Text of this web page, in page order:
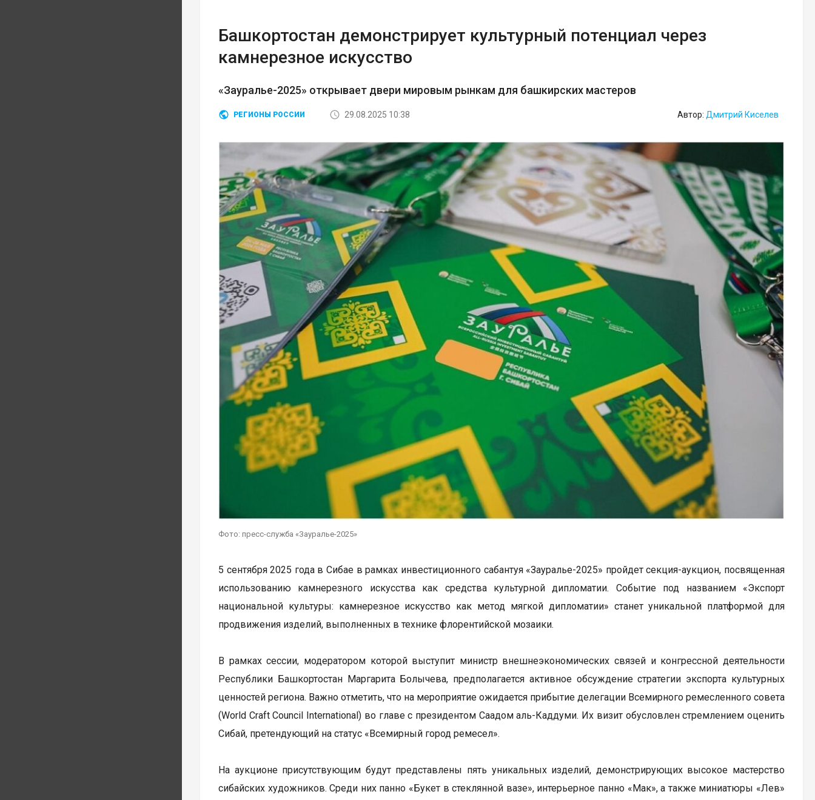
Башкортостан демонстрирует культурный потенциал через
камнерезное искусство
«Зауралье-2025» открывает двери мировым рынкам для башкирских мастеров
РЕГИОНЫ РОССИИ 29.08.2025 10:38 Автор: Дмитрий Киселев
Фото: пресс-служба «Зауралье-2025»
5 сентября 2025 года в Сибае в рамках инвестиционного сабантуя «Зауралье-2025» пройдет секция-аукцион, посвященная
использованию камнерезного искусства как средства культурной дипломатии. Событие под названием «Экспорт
национальной культуры: камнерезное искусство как метод мягкой дипломатии» станет уникальной платформой для
продвижения изделий, выполненных в технике флорентийской мозаики.
В рамках сессии, модератором которой выступит министр внешнеэкономических связей и конгрессной деятельности
Республики Башкортостан Маргарита Болычева, предполагается активное обсуждение стратегии экспорта культурных
ценностей региона. Важно отметить, что на мероприятие ожидается прибытие делегации Всемирного ремесленного совета
(World Craft Council International) во главе с президентом Саадом аль-Каддуми. Их визит обусловлен стремлением оценить
Сибай, претендующий на статус «Всемирный город ремесел».
На аукционе присутствующим будут представлены пять уникальных изделий, демонстрирующих высокое мастерство
сибайских художников. Среди них панно «Букет в стеклянной вазе», интерьерное панно «Мак», а также миниатюры «Лев»